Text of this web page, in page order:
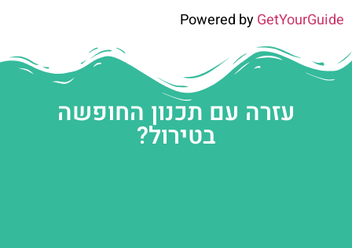
Powered byGetYourGuide
עזרה עם תכנון החופשה
בטירול?